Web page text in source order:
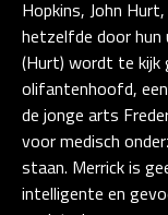
Hopkins, John
hetzelfde door hun
(Hurt) wordt te kijk
olifantenhoofd,
de jonge arts
voor medisch
staan. Merrick is
intelligente en